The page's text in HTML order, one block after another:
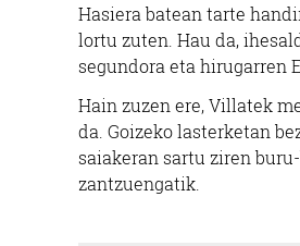
Hasiera batean tarte
lortu zuten. Hau da,
segundora eta hirugarren
Hain zuzen ere, Villatek
da. Goizeko lasterketan
saiakeran sartu ziren
zantzuengatik.